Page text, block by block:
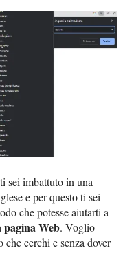
sei imbattuto in una
e per questo ti sei
che potesse aiutarti a
pagina Web. Voglio
che cerchi e senza dover